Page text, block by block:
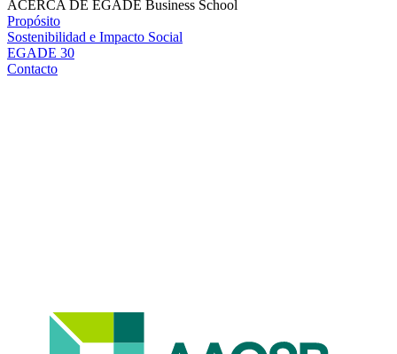
ACERCA DE EGADE Business School
Propósito
Sostenibilidad e Impacto Social
EGADE 30
Contacto